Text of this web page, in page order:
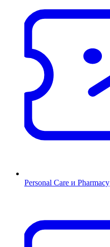
Personal Care и Pharmacy